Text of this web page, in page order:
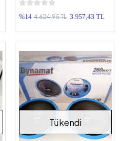
%14 4.624,95 TL 3.957,43 TL
Tükendi